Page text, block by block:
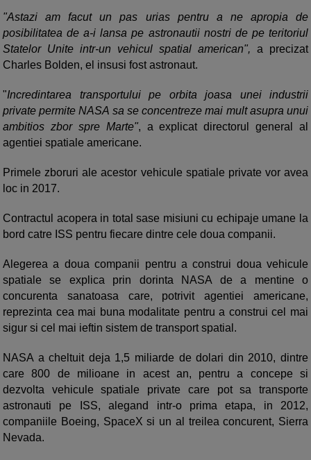
"Astazi am facut un pas urias pentru a ne apropia de
posibilitatea de a-i lansa pe astronautii nostri de pe teritoriul
Statelor Unite intr-un vehicul spatial american", a precizat
Charles Bolden, el insusi fost astronaut.
"Incredintarea transportului pe orbita joasa unei industrii
private permite NASA sa se concentreze mai mult asupra unui
ambitios zbor spre Marte", a explicat directorul general al
agentiei spatiale americane.
Primele zboruri ale acestor vehicule spatiale private vor avea
loc in 2017.
Contractul acopera in total sase misiuni cu echipaje umane la
bord catre ISS pentru fiecare dintre cele doua companii.
Alegerea a doua companii pentru a construi doua vehicule
spatiale se explica prin dorinta NASA de a mentine o
concurenta sanatoasa care, potrivit agentiei americane,
reprezinta cea mai buna modalitate pentru a construi cel mai
sigur si cel mai ieftin sistem de transport spatial.
NASA a cheltuit deja 1,5 miliarde de dolari din 2010, dintre
care 800 de milioane in acest an, pentru a concepe si
dezvolta vehicule spatiale private care pot sa transporte
astronauti pe ISS, alegand intr-o prima etapa, in 2012,
companiile Boeing, SpaceX si un al treilea concurent, Sierra
Nevada.